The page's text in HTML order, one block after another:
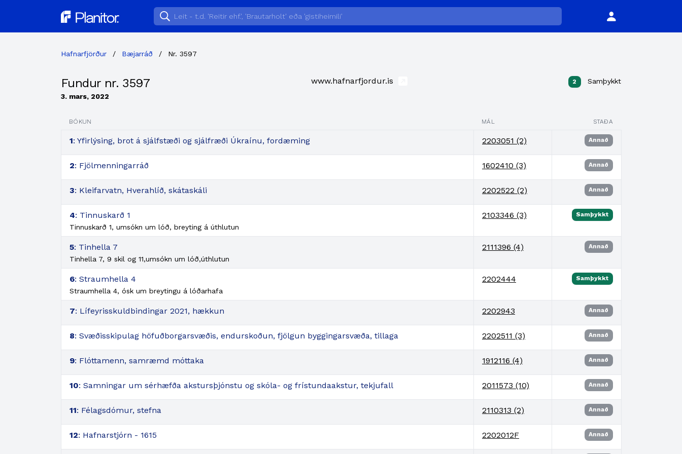
Planitor
Hafnarfjörður / Bæjarráð / Nr. 3597
Fundur nr. 3597
3. mars, 2022
www.hafnarfjordur.is 2 Samþykkt
BÓKUN MÁL STAÐA
1: Yfirlýsing, brot á sjálfstæði og sjálfræði Úkraínu, fordæming 2203051 (2) Annað
2: Fjölmenningarráð 1602410 (3) Annað
3: Kleifarvatn, Hverahlíð, skátaskáli 2202522 (2) Annað
4: Tinnuskarð 1
Tinnuskarð 1, umsókn um lóð, breyting á úthlutun
2103346 (3) Samþykkt
5: Tinhella 7
Tinhella 7, 9 skil og 11,umsókn um lóð,úthlutun
2111396 (4) Annað
6: Straumhella 4
Straumhella 4, ósk um breytingu á lóðarhafa
2202444 Samþykkt
7: Lífeyrisskuldbindingar 2021, hækkun 2202943 Annað
8: Svæðisskipulag höfuðborgarsvæðis, endurskoðun, fjölgun byggingarsvæða, tillaga 2202511 (3) Annað
9: Flóttamenn, samræmd móttaka 1912116 (4) Annað
10: Samningar um sérhæfða akstursþjónstu og skóla- og frístundaakstur, tekjufall 2011573 (10) Annað
11: Félagsdómur, stefna 2110313 (2) Annað
12: Hafnarstjórn - 1615 2202012F Annað